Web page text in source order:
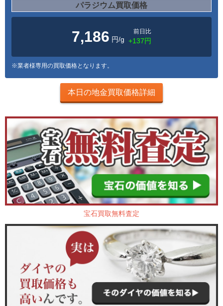
パラジウム買取価格
7,186 円/g
前日比
+137円
※業者様専用の買取価格となります。
本日の地金買取価格詳細
宝石買取無料査定